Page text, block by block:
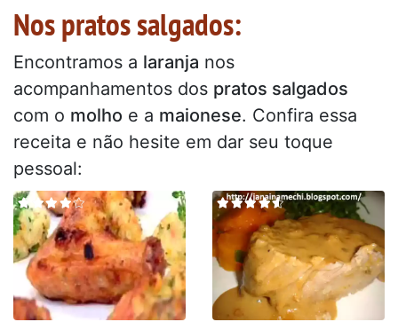
Nos pratos salgados:
Encontramos a laranja nos
acompanhamentos dos pratos salgados
com o molho e a maionese. Confira essa
receita e não hesite em dar seu toque
pessoal: